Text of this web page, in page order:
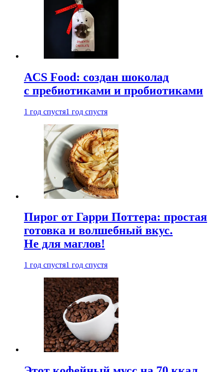
ACS Food: создан шоколад
с пребиотиками и пробиотиками
1 год спустя1 год спустя
Пирог от Гарри Поттера: простая
готовка и волшебный вкус.
Не для маглов!
1 год спустя1 год спустя